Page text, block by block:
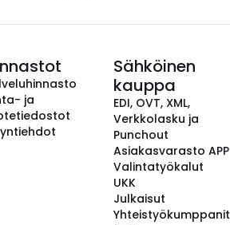
ja
Sähköinen
kauppa
EDI, OVT, XML,
Verkkolasku ja
Punchout
Asiakasvarasto APP
Valintatyökalut
UKK
Julkaisut
Yhteistyökumppanit